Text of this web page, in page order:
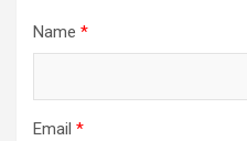
Name *
Email *